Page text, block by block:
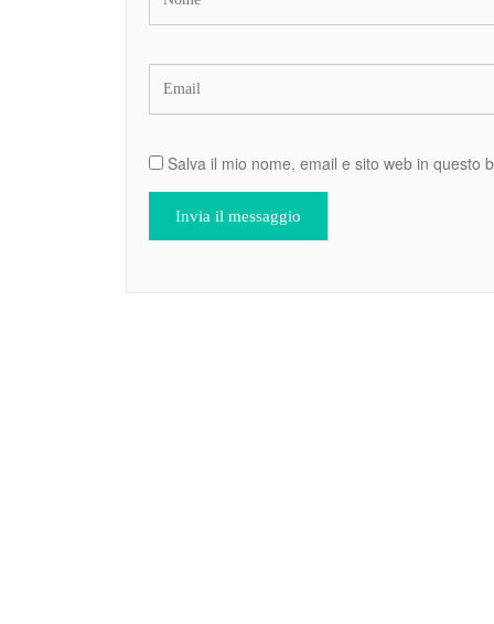
Salva il mio nome, email e sito web in questo